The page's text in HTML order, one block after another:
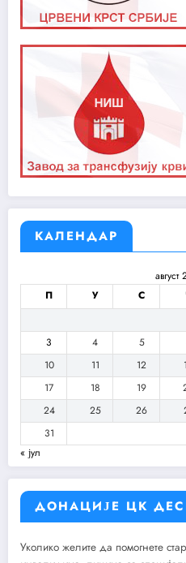
КАЛЕНДАР
П
У С
3
4 5
10
11 12
17
18 19
24
25 26
31
« јул
ДОНАЦИЈЕ ЦК
Уколико желите да помогнете